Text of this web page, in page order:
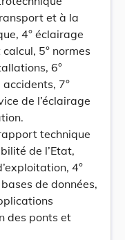
et à la
4° éclairage
5° normes
6°
7°
de l’éclairage
technique
de l’Etat,
4°
de données,
des ponts et